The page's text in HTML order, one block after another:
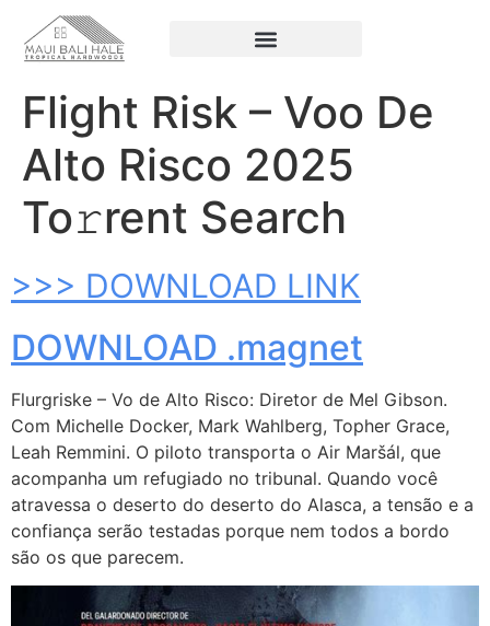
Flight Risk – Voo De
Alto Risco 2025
To𝚛rent Search
>>> DOWNLOAD LINK
DOWNLOAD .magnet
Flurgriske – Vo de Alto Risco: Diretor de Mel Gibson.
Com Michelle Docker, Mark Wahlberg, Topher Grace,
Leah Remmini. O piloto transporta o Air Maršál, que
acompanha um refugiado no tribunal. Quando você
atravessa o deserto do deserto do Alasca, a tensão e a
confiança serão testadas porque nem todos a bordo
são os que parecem.